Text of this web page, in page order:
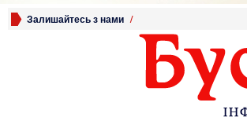
Залишайтесь з нами /